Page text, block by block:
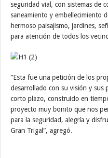
seguridad vial, con sistemas de
saneamiento y embellecimiento
hermoso paisajismo, jardines,
para atención de todos los
“Esta fue una petición de los
desarrollado con su visión y sus
corto plazo, construido en
proyecto muy bonito que nos
para la seguridad, alegría y
Gran Trigal”, agregó.